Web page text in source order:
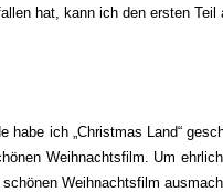
hat, kann ich den ersten Teil
habe ich „Christmas Land“
Weihnachtsfilm. Um
Weihnachtsfilm